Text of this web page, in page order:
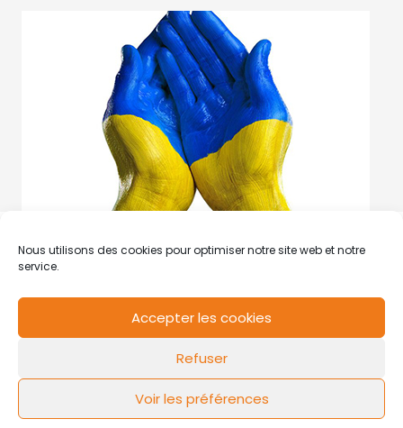
Nous utilisons des cookies pour optimiser notre site web et notre
service.
Accepter les cookies
Refuser
Voir les préférences
Mentions légales Politique de cookies
FLOW44